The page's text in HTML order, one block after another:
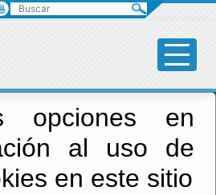
opciones en
al uso de
en este sitio
Buscar